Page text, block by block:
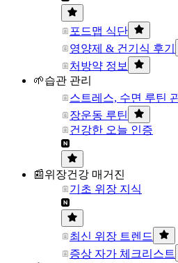
포드맵 식단
영양제 & 건기식 후기
처방약 정보
🌱습관 관리
스트레스, 수면 루틴
장운동 루틴
건강한 오늘 인증
📰위장건강 매거진
기초 위장 지식
최신 위장 트렌드
증상 자가 체크리스트